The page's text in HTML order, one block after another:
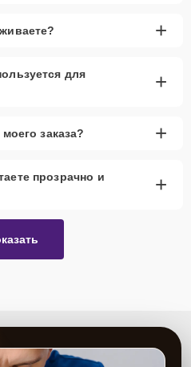
+
для
+
заказа? +
прозрачно и
+